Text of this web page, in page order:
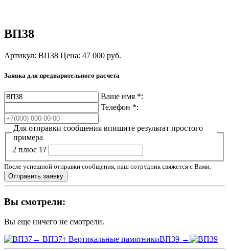
ВП38
Артикул: ВП38 Цена: 47 000 руб.
Заявка для предварительного расчета
Ваше имя *:
Телефон *:
Для отправки сообщения впишите результат простого
примера
2 плюс 1?
После успешной отправки сообщения, наш сотрудник свяжется с Вами.
Вы смотрели:
Вы еще ничего не смотрели.
← ВП37↑ Вертикальные памятникиВП39 →